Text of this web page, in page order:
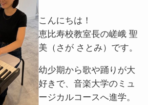
こんにちは！
恵比寿校教室長の嵯峨 聖
美（さが さとみ）です。
幼少期から歌や踊りが大
好きで、音楽大学のミュ
ージカルコースへ進学。